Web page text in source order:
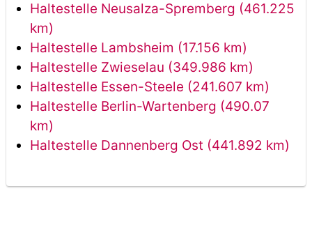
Haltestelle Neusalza-Spremberg (461.225
km)
Haltestelle Lambsheim (17.156 km)
Haltestelle Zwieselau (349.986 km)
Haltestelle Essen-Steele (241.607 km)
Haltestelle Berlin-Wartenberg (490.07
km)
Haltestelle Dannenberg Ost (441.892 km)